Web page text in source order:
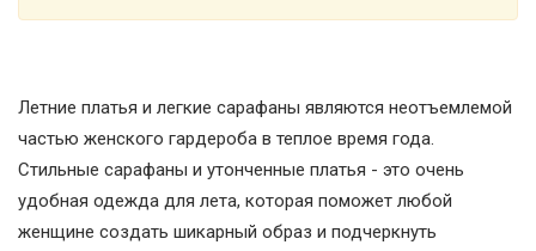
Летние платья и легкие сарафаны являются неотъемлемой
частью женского гардероба в теплое время года.
Стильные сарафаны и утонченные платья - это очень
удобная одежда для лета, которая поможет любой
женщине создать шикарный образ и подчеркнуть